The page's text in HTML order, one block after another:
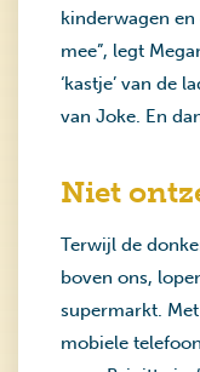
kinderwagen
mee”, legt
‘kastje’ van de
van Joke. En
Niet
Terwijl de
boven ons,
supermarkt.
mobiele